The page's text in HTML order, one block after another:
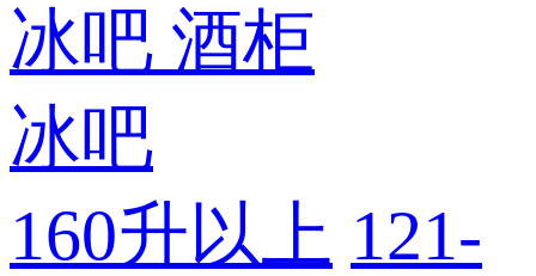
冰吧 酒柜
冰吧
160升以上 121-